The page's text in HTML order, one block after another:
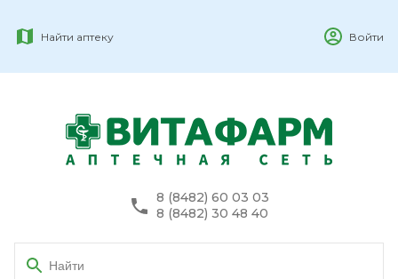
Найти аптеку Войти
8 (8482) 60 03 03
8 (8482) 30 48 40